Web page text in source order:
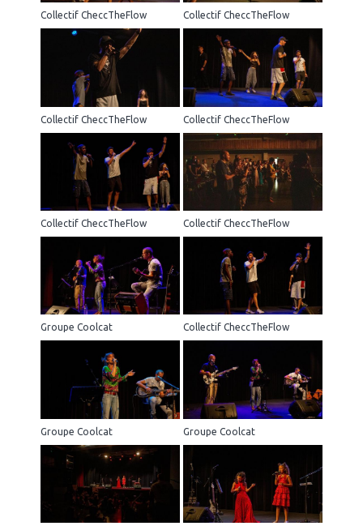
Collectif CheccTheFlow Collectif CheccTheFlow
Collectif CheccTheFlow Collectif CheccTheFlow
Collectif CheccTheFlow Collectif CheccTheFlow
Groupe Coolcat Collectif CheccTheFlow
Groupe Coolcat Groupe Coolcat